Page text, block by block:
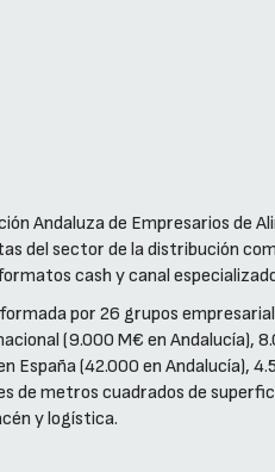
Andaluza de Empresarios de
del sector de la distribución
cash y canal
por 26 grupos
(9.000 M€ en Andalucía),
España (42.000 en Andalucía),
de metros cuadrados de
y logística.